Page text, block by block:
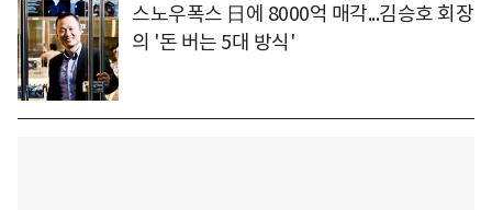
스노우폭스 日에 8000억 매각...김승호 회장
의 '돈 버는 5대 방식'